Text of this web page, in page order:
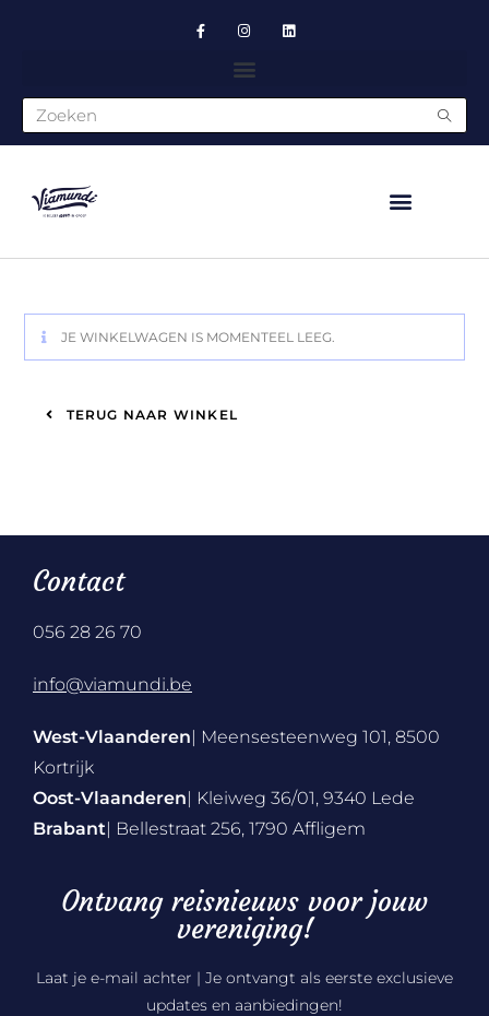
JE WINKELWAGEN IS MOMENTEEL LEEG.
TERUG NAAR WINKEL
Contact
056 28 26 70
info@viamundi.be
West-Vlaanderen| Meensesteenweg 101, 8500
Kortrijk
Oost-Vlaanderen| Kleiweg 36/01, 9340 Lede
Brabant| Bellestraat 256, 1790 Affligem
Ontvang reisnieuws voor jouw
vereniging!
Laat je e-mail achter | Je ontvangt als eerste exclusieve
updates en aanbiedingen!